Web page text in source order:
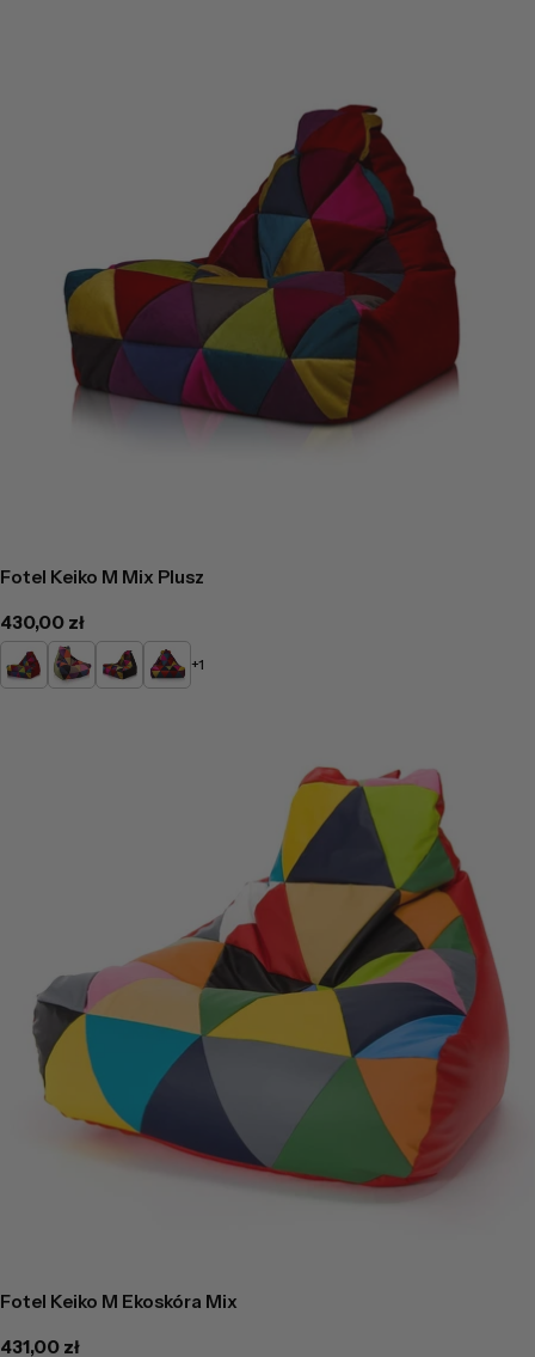
Fotel Keiko M Mix Plusz
Cena
regularna
430,00 zł
Czerwony
Mix
Zielony
Mix
Czarny
Mix
Brązowy
Mix
+1
Fotel Keiko M Ekoskóra Mix
Cena
431,00 zł